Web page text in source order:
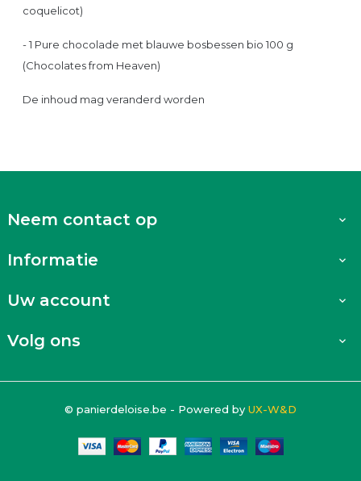
coquelicot)
- 1 Pure chocolade met blauwe bosbessen bio 100 g
(Chocolates from Heaven)
De inhoud mag veranderd worden
Neem contact op 
Informatie 
Uw account 
Volg ons 
© panierdeloise.be - Powered by UX-W&D